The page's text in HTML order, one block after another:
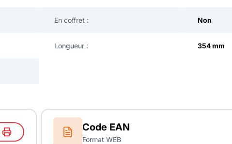
En coffret : Non
Longueur : 354 mm
Code EAN
Format WEB